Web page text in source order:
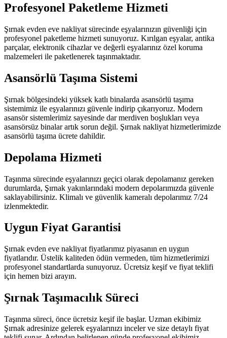
Profesyonel Paketleme Hizmeti
Şırnak evden eve nakliyat sürecinde eşyalarınızın güvenliği için
profesyonel paketleme hizmeti sunuyoruz. Kırılgan eşyalar, antika
parçalar, elektronik cihazlar ve değerli eşyalarınız özel koruma
malzemeleri ile paketlenerek taşınmaktadır.
Asansörlü Taşıma Sistemi
Şırnak bölgesindeki yüksek katlı binalarda asansörlü taşıma
sistemimiz ile eşyalarınızı güvenle indirip çıkarıyoruz. Modern
asansör sistemlerimiz sayesinde dar merdiven boşlukları veya
asansörsüz binalar artık sorun değil. Şırnak nakliyat hizmetlerimizde
asansörlü taşıma ücrete dahildir.
Depolama Hizmeti
Taşınma sürecinde eşyalarınızı geçici olarak depolamanız gereken
durumlarda, Şırnak yakınlarındaki modern depolarımızda güvenle
saklayabilirsiniz. Klimalı ve güvenlik kameralı depolarımız 7/24
izlenmektedir.
Uygun Fiyat Garantisi
Şırnak evden eve nakliyat fiyatlarımız piyasanın en uygun
fiyatlarıdır. Üstelik kaliteden ödün vermeden, tüm hizmetlerimizi
profesyonel standartlarda sunuyoruz. Ücretsiz keşif ve fiyat teklifi
için hemen bizi arayın.
Şırnak Taşımacılık Süreci
Taşınma süreci, önce ücretsiz keşif ile başlar. Uzman ekibimiz
Şırnak adresinize gelerek eşyalarınızı inceler ve size detaylı fiyat